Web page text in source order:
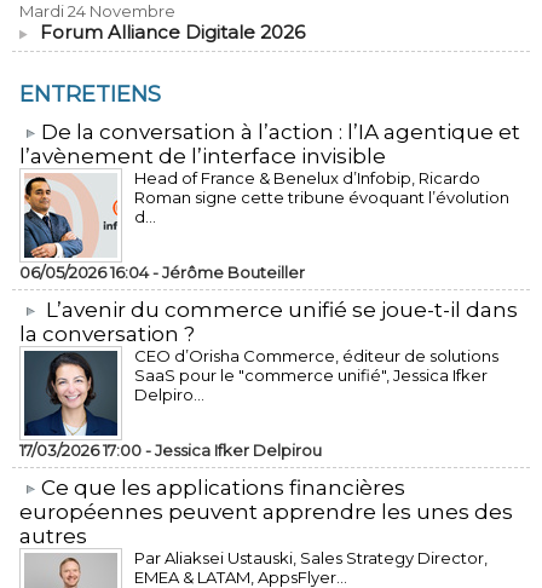
Mardi 24 Novembre
Forum Alliance Digitale 2026
ENTRETIENS
​De la conversation à l’action : l’IA agentique et
l’avènement de l’interface invisible
Head of France & Benelux d’Infobip, Ricardo
Roman signe cette tribune évoquant l’évolution
d...
06/05/2026 16:04 -Jérôme Bouteiller
L’avenir du commerce unifié se joue-t-il dans
la conversation ?
CEO d’Orisha Commerce, éditeur de solutions
SaaS pour le "commerce unifié", Jessica Ifker
Delpiro...
17/03/2026 17:00 -Jessica Ifker Delpirou
​Ce que les applications financières
européennes peuvent apprendre les unes des
autres
Par Aliaksei Ustauski, Sales Strategy Director,
EMEA & LATAM, AppsFlyer...